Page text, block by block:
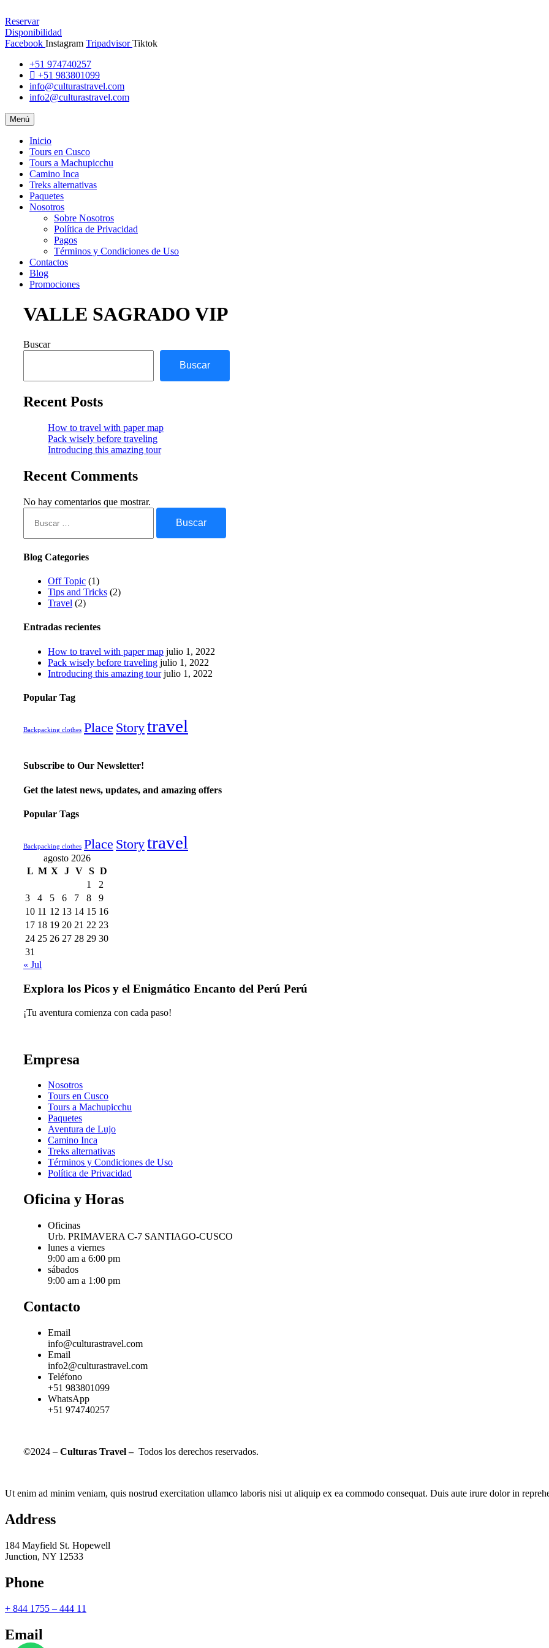
Reservar
Disponibilidad
Facebook Instagram Tripadvisor Tiktok
+51 974740257
+51 983801099
info@culturastravel.com
info2@culturastravel.com
Menú
Inicio
Tours en Cusco
Tours a Machupicchu
Camino Inca
Treks alternativas
Paquetes
Nosotros
Sobre Nosotros
Política de Privacidad
Pagos
Términos y Condiciones de Uso
Contactos
Blog
Promociones
VALLE SAGRADO VIP
Buscar
Buscar
Recent Posts
How to travel with paper map
Pack wisely before traveling
Introducing this amazing tour
Recent Comments
No hay comentarios que mostrar.
Blog Categories
Off Topic (1)
Tips and Tricks (2)
Travel (2)
Entradas recientes
How to travel with paper map julio 1, 2022
Pack wisely before traveling julio 1, 2022
Introducing this amazing tour julio 1, 2022
Popular Tag
Backpacking clothes Place Storytravel
Subscribe to Our Newsletter!
Get the latest news, updates, and amazing offers
Popular Tags
Backpacking clothes Place Storytravel
agosto 2026
L M X J V S D
1
2
3
4 5 6 7 8
9
10 11 12 13 14 15 16
17 18 19 20 21 22 23
24 25 26 27 28 29 30
31
« Jul
Explora los Picos y el Enigmático Encanto del Perú Perú
¡Tu aventura comienza con cada paso!
Empresa
Nosotros
Tours en Cusco
Tours a Machupicchu
Paquetes
Aventura de Lujo
Camino Inca
Treks alternativas
Términos y Condiciones de Uso
Política de Privacidad
Oficina y Horas
Oficinas
Urb. PRIMAVERA C-7 SANTIAGO-CUSCO
lunes a viernes
9:00 am a 6:00 pm
sábados
9:00 am a 1:00 pm
Contacto
Email
info@culturastravel.com
Email
info2@culturastravel.com
Teléfono
+51 983801099
WhatsApp
+51 974740257
©2024 – Culturas Travel – Todos los derechos reservados.
Ut enim ad minim veniam, quis nostrud exercitation ullamco laboris nisi ut aliquip ex ea commodo consequat. Duis aute irure dolor in
Address
184 Mayfield St. Hopewell
Junction, NY 12533
Phone
+ 844 1755 – 444 11
Email